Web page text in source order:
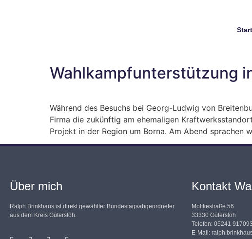
Wahlkampfunterstützung
Während des Besuchs bei Georg-Ludwig von
Firma die zukünftig am ehemaligen
Projekt in der Region um Borna. Am Abend
Über mich
Ralph Brinkhaus ist direkt gewählter Bundestagsabgeordneter
aus dem Kreis Gütersloh.
Kontakt
Moltkestraße 56
33330 Gütersloh
Telefon: 05241
E-Mail: